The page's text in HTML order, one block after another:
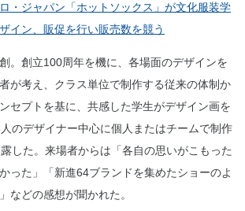
・ジャパン「ホットソックス」が文化服装学
イン、販促を行い販売数を競う
。創立100周年を機に、各場面のデザインを
が考え、クラス単位で制作する従来の体制か
セプトを基に、共感した学生がデザイン画を
のデザイナー中心に個人またはチームで制作
した。来場者からは「各自の思いがこもった
った」「新進64ブランドを集めたショーのよ
などの感想が聞かれた。